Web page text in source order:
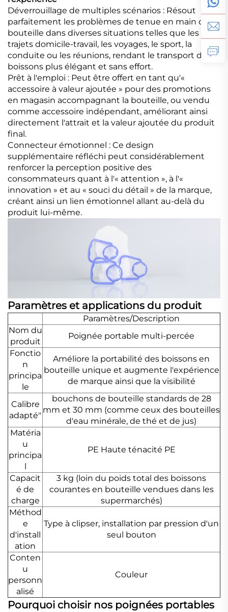
Déverrouillage de multiples scénarios : Résout
parfaitement les problèmes de tenue en main de
bouteille dans diverses situations telles que les
trajets domicile-travail, les voyages, le sport, la
conduite ou les réunions, rendant le transport des
boissons plus élégant et sans effort.
Prêt à l'emploi : Peut être offert en tant qu'«
accessoire à valeur ajoutée » pour des promotions
en magasin accompagnant la bouteille, ou vendu
comme accessoire indépendant, améliorant ainsi
directement l'attrait et la valeur ajoutée du produit
final.
Connecteur émotionnel : Ce design
supplémentaire réfléchi peut considérablement
renforcer la perception positive des
consommateurs quant à l'« attention », à l'«
innovation » et au « souci du détail » de la marque,
créant ainsi un lien émotionnel allant au-delà du
produit lui-même.
Paramètres et applications du produit
Paramètres/Description
Nom du
produit
Poignée portable multi-percée
Fonctio
n
principa
le
Améliore la portabilité des boissons en
bouteille unique et augmente l'expérience
de marque ainsi que la visibilité
Calibre
adapté"
bouchons de bouteille standards de 28
mm et 30 mm (comme ceux des bouteilles
d'eau minérale, de thé et de jus)
Matéria
u
principa
l
PE Haute ténacité PE
Capacit
é de
charge
3 kg (loin du poids total des boissons
courantes en bouteille vendues dans les
supermarchés)
Méthod
e
d'install
ation
Type à clipser, installation par pression d'un
seul bouton
Conten
u
personn
alisé
Couleur
Pourquoi choisir nos poignées portables